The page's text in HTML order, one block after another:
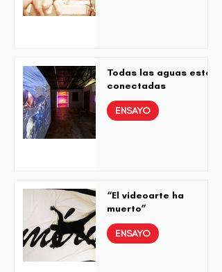
Todas las aguas están
conectadas
ENSAYO
“El videoarte ha
muerto”
ENSAYO